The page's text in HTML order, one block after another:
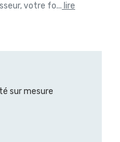
votre fo... lire
sur mesure